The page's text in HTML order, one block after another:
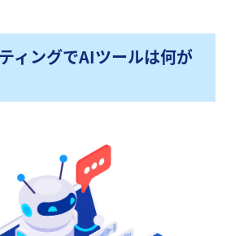
ィングでAIツールは何が